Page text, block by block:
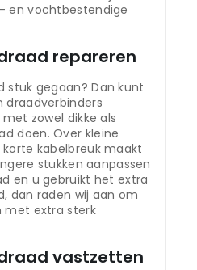
en vochtbestendige
repareren
stuk gegaan? Dan kunt
zowel dikke als
doen. Over kleine
kabelbreuk maakt
stukken aanpassen
en u gebruikt het extra
dan raden wij aan om
met extra sterk
vastzetten